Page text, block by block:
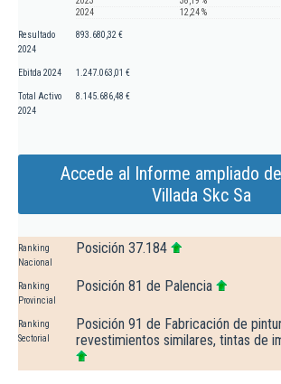
2024
12,24 %
Resultado
2024
893.680,32 €
Ebitda 2024 1.247.063,01 €
Total Activo
2024
8.145.686,48 €
Accede al Informe ampliado
Villada Skc Sa
Ranking
Nacional
Posición 37.184
Ranking
Provincial
Posición 81 de Palencia
Ranking
Sectorial
Posición 91 de Fabricación de
revestimientos similares, tintas de